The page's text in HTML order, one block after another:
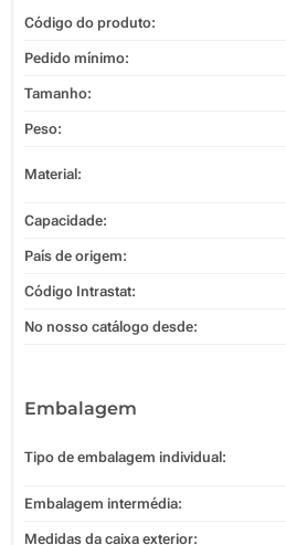
Código do produto:
Pedido mínimo:
Tamanho:
Peso:
Material:
Capacidade:
País de origem:
Código Intrastat:
No nosso catálogo desde:
Embalagem
Tipo de embalagem individual:
Embalagem intermédia:
Medidas da caixa exterior: